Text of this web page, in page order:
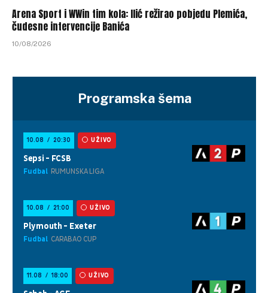
Arena Sport i WWin tim kola: Ilić režirao pobjedu Plemića,
čudesne intervencije Banića
10/08/2026
Programska šema